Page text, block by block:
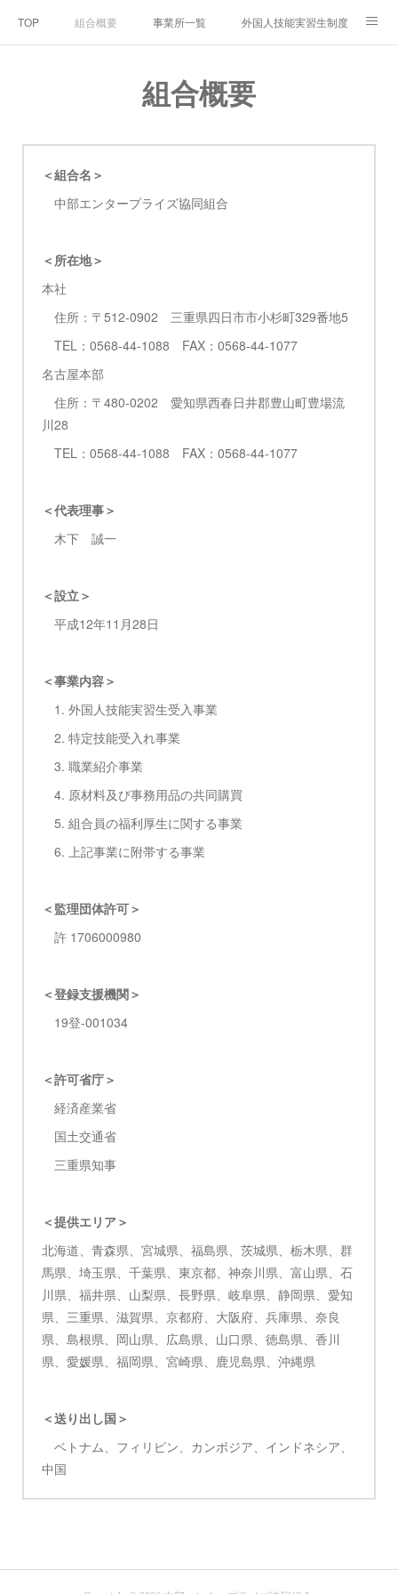
TOP 組合概要 事業所一覧 外国人技能実習生制度とは
組合概要
＜組合名＞
中部エンタープライズ協同組合
＜所在地＞
本社
住所：〒512-0902 三重県四日市市小杉町329番地5
TEL：0568-44-1088 FAX：0568-44-1077
名古屋本部
住所：〒480-0202 愛知県西春日井郡豊山町豊場流
川28
TEL：0568-44-1088 FAX：0568-44-1077
＜代表理事＞
木下 誠一
＜設立＞
平成12年11月28日
＜事業内容＞
1. 外国人技能実習生受入事業
2. 特定技能受入れ事業
3. 職業紹介事業
4. 原材料及び事務用品の共同購買
5. 組合員の福利厚生に関する事業
6. 上記事業に附帯する事業
＜監理団体許可＞
許 1706000980
＜登録支援機関＞
19登-001034
＜許可省庁＞
経済産業省
国土交通省
三重県知事
＜提供エリア＞
北海道、青森県、宮城県、福島県、茨城県、栃木県、群
馬県、埼玉県、千葉県、東京都、神奈川県、富山県、石
川県、福井県、山梨県、長野県、岐阜県、静岡県、愛知
県、三重県、滋賀県、京都府、大阪府、兵庫県、奈良
県、島根県、岡山県、広島県、山口県、徳島県、香川
県、愛媛県、福岡県、宮崎県、鹿児島県、沖縄県
＜送り出し国＞
ベトナム、フィリピン、カンボジア、インドネシア、
中国